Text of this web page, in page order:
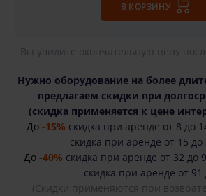
В КОРЗИНУ
Вы увидите окончательную цену
Нужно оборудование на более
предлагаем скидки при
(cкидка применяется к цене
До -15% скидка при аренде от 8 до
скидка при аренде от 15 до
До -40% скидка при аренде от 32 до
скидка при аренде от 91
(Скидки применяются при